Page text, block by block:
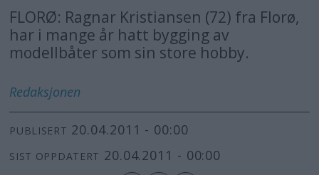
FLORØ: Ragnar Kristiansen (72) fra Florø,
har i mange år hatt bygging av
modellbåter som sin store hobby.
Redaksjonen
PUBLISERT 20.04.2011 - 00:00
SIST OPPDATERT 20.04.2011 - 00:00